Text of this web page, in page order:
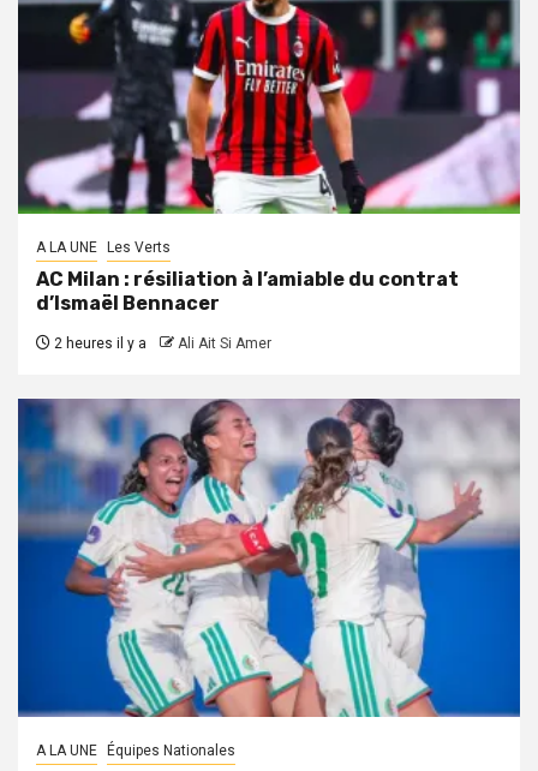
A LA UNE Les Verts
AC Milan : résiliation à l’amiable du contrat
d’Ismaël Bennacer
2 heures il y a Ali Ait Si Amer
A LA UNE Équipes Nationales